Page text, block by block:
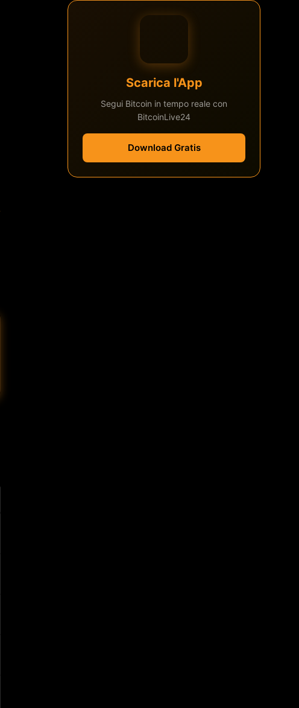
Scarica l'App
Segui Bitcoin in tempo reale con
BitcoinLive24
Download Gratis